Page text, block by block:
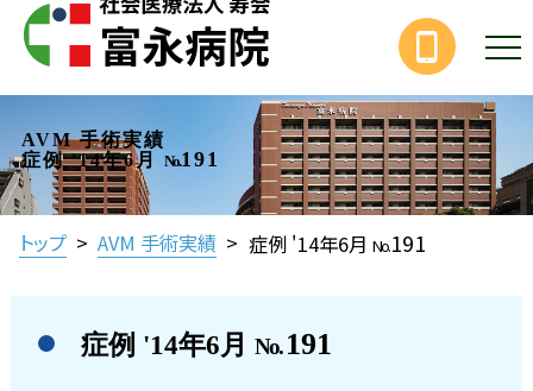
AVM 手術実績
症例 '14年6月
No.191
トップ > AVM 手術実績 > 症例 '14年6月 No.191
症例 '14年6月 No.191